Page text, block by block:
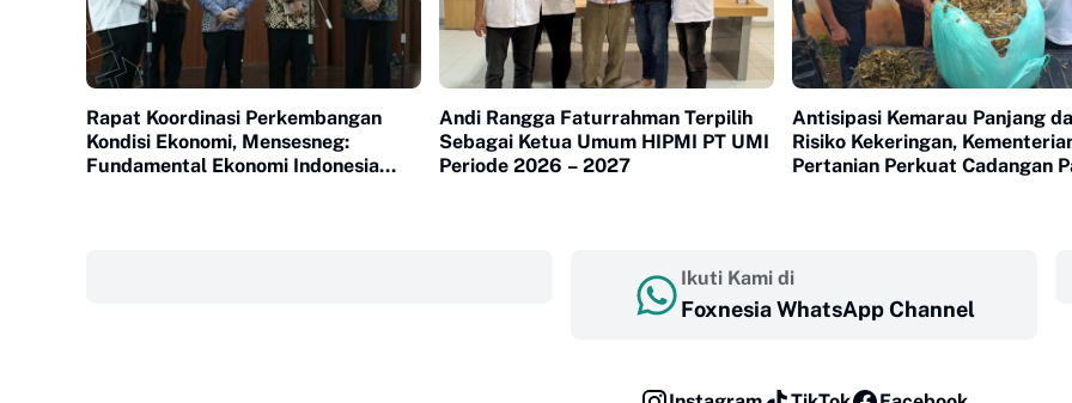
Rapat Koordinasi Perkembangan
Kondisi Ekonomi, Mensesneg:
Fundamental Ekonomi Indonesia
Andi Rangga Faturrahman Terpilih
Sebagai Ketua Umum HIPMI PT UMI
Periode 2026 – 2027
Antisipasi Kemarau Panjang
Risiko Kekeringan,
Pertanian Perkuat Cadangan
Ikuti Kami di
Foxnesia WhatsApp Channel